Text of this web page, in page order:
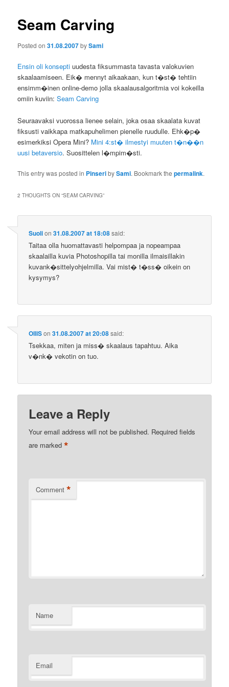
Seam Carving
Posted on31.08.2007bySami
Ensin oli konsepti uudesta fiksummasta tavasta valokuvien
skaalaamiseen. Eik� mennyt aikaakaan, kun t�st� tehtiin
ensimm�inen online-demo jolla skaalausalgoritmia voi kokeilla
omiin kuviin:Seam Carving
Seuraavaksi vuorossa lienee selain, joka osaa skaalata kuvat
fiksusti vaikkapa matkapuhelimen pienelle ruudulle. Ehk�p�
esimerkiksi Opera Mini? Mini 4:st� ilmestyi muuten t�n��n
uusi betaversio. Suosittelen l�mpim�sti.
This entry was posted in PinseribySami. Bookmark thepermalink.
2 THOUGHTS ON “SEAM CARVING”
Suolion31.08.2007 at 18:08said:
Taitaa olla huomattavasti helpompaa ja nopeampaa
skaalailla kuvia Photoshopilla tai monilla ilmaisillakin
kuvank�sittelyohjelmilla. Vai mist� t�ss� oikein on
kysymys?
OlliSon31.08.2007 at 20:08said:
Tsekkaa, miten ja miss� skaalaus tapahtuu. Aika
v�nk� vekotin on tuo.
Leave a Reply
Your email address will not be published. Required fields
are marked*
Comment *
Name
Email